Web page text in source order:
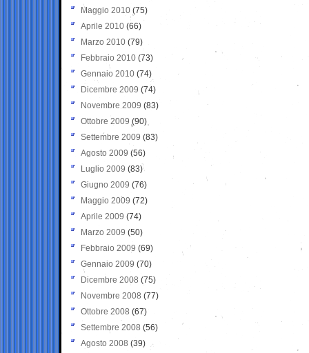
Maggio 2010 (75)
Aprile 2010 (66)
Marzo 2010 (79)
Febbraio 2010 (73)
Gennaio 2010 (74)
Dicembre 2009 (74)
Novembre 2009 (83)
Ottobre 2009 (90)
Settembre 2009 (83)
Agosto 2009 (56)
Luglio 2009 (83)
Giugno 2009 (76)
Maggio 2009 (72)
Aprile 2009 (74)
Marzo 2009 (50)
Febbraio 2009 (69)
Gennaio 2009 (70)
Dicembre 2008 (75)
Novembre 2008 (77)
Ottobre 2008 (67)
Settembre 2008 (56)
Agosto 2008 (39)